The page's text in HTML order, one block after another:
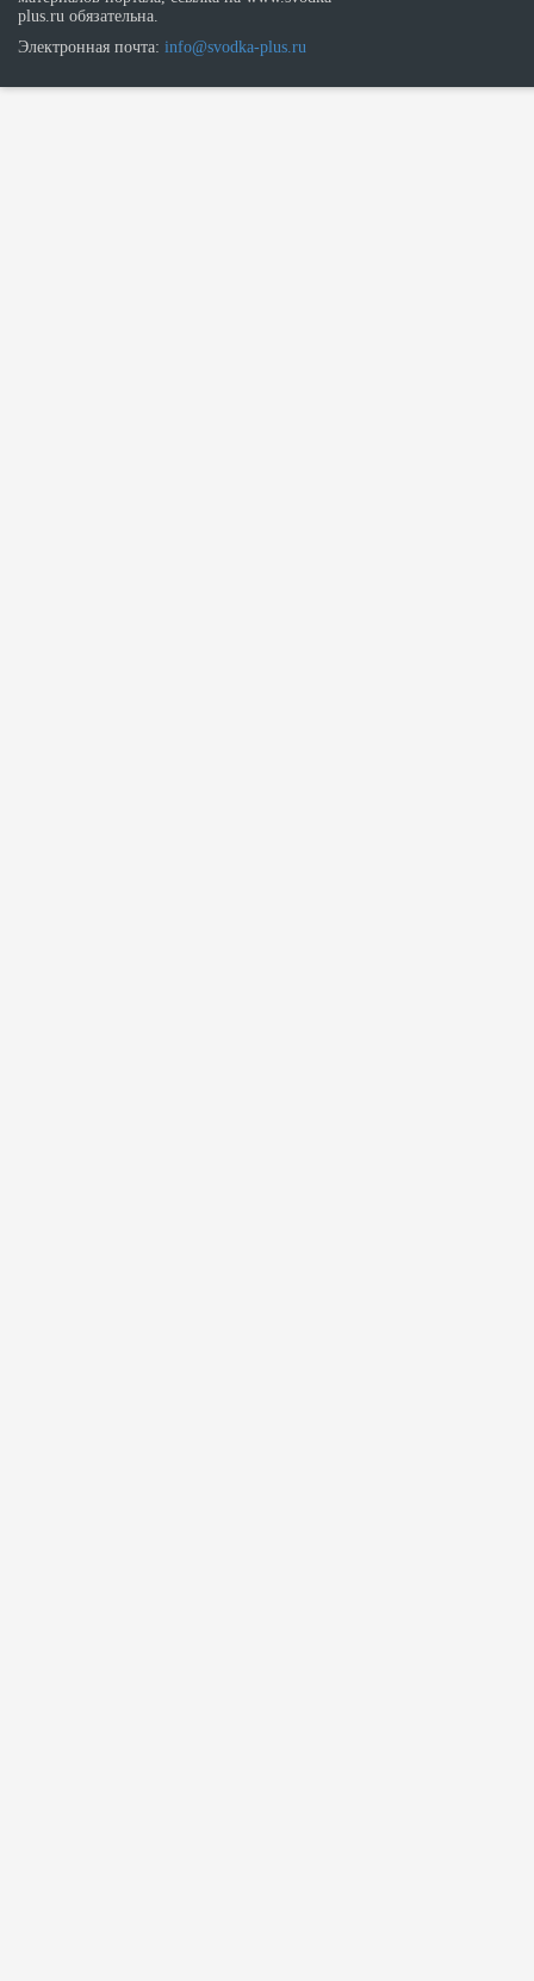
plus.ru обязательна.
Электронная почта: info@svodka-plus.ru